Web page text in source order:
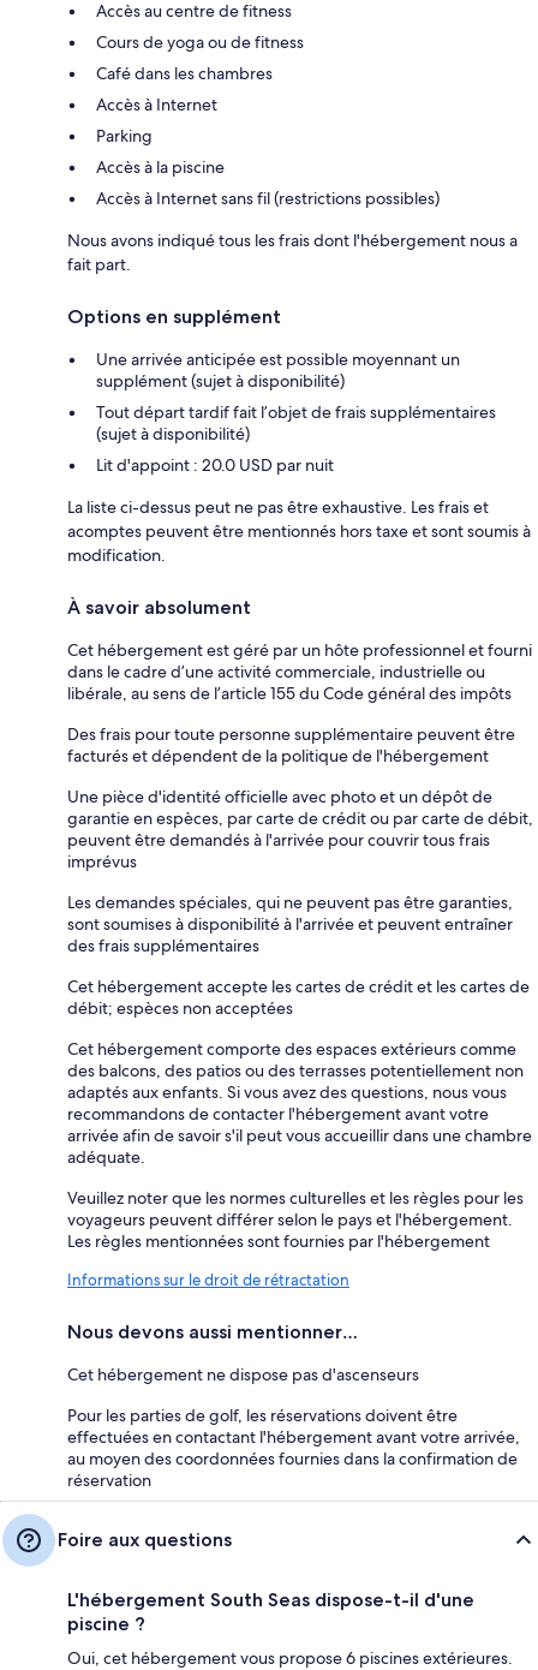
Accès au centre de fitness
Cours de yoga ou de fitness
Café dans les chambres
Accès à Internet
Parking
Accès à la piscine
Accès à Internet sans fil (restrictions possibles)
Nous avons indiqué tous les frais dont l'hébergement nous a
fait part.
Options en supplément
Une arrivée anticipée est possible moyennant un
supplément (sujet à disponibilité)
Tout départ tardif fait l’objet de frais supplémentaires
(sujet à disponibilité)
Lit d'appoint : 20.0 USD par nuit
La liste ci-dessus peut ne pas être exhaustive. Les frais et
acomptes peuvent être mentionnés hors taxe et sont soumis à
modification.
À savoir absolument
Cet hébergement est géré par un hôte professionnel et fourni
dans le cadre d’une activité commerciale, industrielle ou
libérale, au sens de l’article 155 du Code général des impôts
Des frais pour toute personne supplémentaire peuvent être
facturés et dépendent de la politique de l'hébergement
Une pièce d'identité officielle avec photo et un dépôt de
garantie en espèces, par carte de crédit ou par carte de débit,
peuvent être demandés à l'arrivée pour couvrir tous frais
imprévus
Les demandes spéciales, qui ne peuvent pas être garanties,
sont soumises à disponibilité à l'arrivée et peuvent entraîner
des frais supplémentaires
Cet hébergement accepte les cartes de crédit et les cartes de
débit; espèces non acceptées
Cet hébergement comporte des espaces extérieurs comme
des balcons, des patios ou des terrasses potentiellement non
adaptés aux enfants. Si vous avez des questions, nous vous
recommandons de contacter l'hébergement avant votre
arrivée afin de savoir s'il peut vous accueillir dans une chambre
adéquate.
Veuillez noter que les normes culturelles et les règles pour les
voyageurs peuvent différer selon le pays et l'hébergement.
Les règles mentionnées sont fournies par l'hébergement
Informations sur le droit de rétractation
Nous devons aussi mentionner…
Cet hébergement ne dispose pas d'ascenseurs
Pour les parties de golf, les réservations doivent être
effectuées en contactant l'hébergement avant votre arrivée,
au moyen des coordonnées fournies dans la confirmation de
réservation
Foire aux questions
L'hébergement South Seas dispose-t-il d'une
piscine ?
Oui, cet hébergement vous propose 6 piscines extérieures.